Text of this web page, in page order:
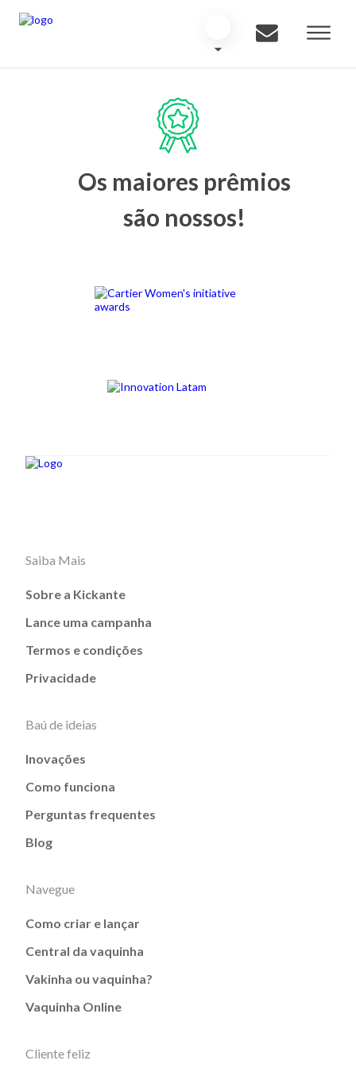
Os maiores prêmios
são nossos!
Saiba Mais
Sobre a Kickante
Lance uma campanha
Termos e condições
Privacidade
Baú de ideias
Inovações
Como funciona
Perguntas frequentes
Blog
Navegue
Como criar e lançar
Central da vaquinha
Vakinha ou vaquinha?
Vaquinha Online
Cliente feliz